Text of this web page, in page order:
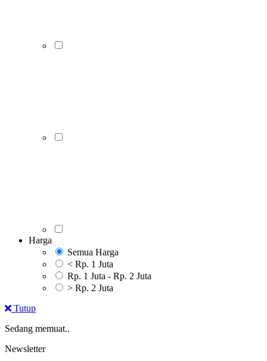
Harga
Semua Harga
< Rp. 1 Juta
Rp. 1 Juta - Rp. 2 Juta
> Rp. 2 Juta
Tutup
Sedang memuat..
Newsletter